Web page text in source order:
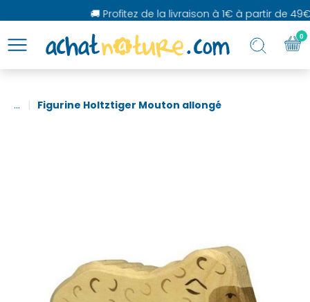
🚚 Profitez de la livraison à 1€ à partir de 49€
... Figurine Holtztiger Mouton allongé
0